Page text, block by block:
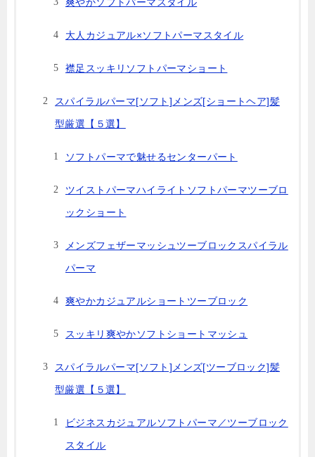
爽やかソフトパーマスタイル
大人カジュアル×ソフトパーマスタイル
襟足スッキリソフトパーマショート
スパイラルパーマ[ソフト]メンズ[ショートヘア]髪
型厳選【５選】
ソフトパーマで魅せるセンターパート
ツイストパーマハイライトソフトパーマツーブロ
ックショート
メンズフェザーマッシュツーブロックスパイラル
パーマ
爽やかカジュアルショートツーブロック
スッキリ爽やかソフトショートマッシュ
スパイラルパーマ[ソフト]メンズ[ツーブロック]髪
型厳選【５選】
ビジネスカジュアルソフトパーマ／ツーブロック
スタイル